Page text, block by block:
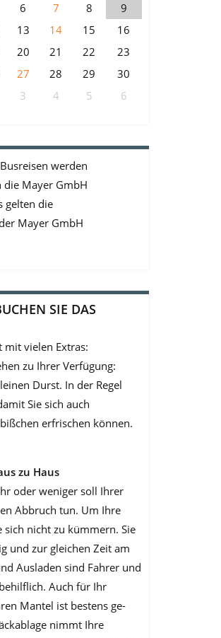
6 7 8
9
13 14 15
16
20 21 22
23
27 28 29
30
3 4 5 6
werden
Mayer GmbH
gelten die
der Mayer GmbH
SIE DAS
mit vielen Extras:
zu Ihrer Verfügung:
Durst. In der Regel
Sie sich auch
erfrischen kön­nen.
zu Haus
oder weniger soll Ihrer
Abbruch tun. Um Ihre
sich nicht zu kümmern. Sie
und zur gleichen Zeit am
Ausladen sind Fahrer und
Auch für Ihr
Mantel ist bestens ge­
nimmt Ihre